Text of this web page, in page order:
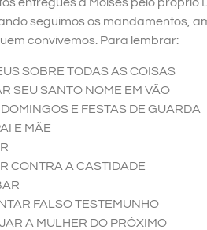
seguimos os mandamentos,
convivemos. Para lembrar:
SOBRE TODAS AS COISAS
SEU SANTO NOME EM VÃO
E FESTAS DE GUARDA
E MÃE
CONTRA A CASTIDADE
FALSO TESTEMUNHO
A MULHER DO PRÓXIMO